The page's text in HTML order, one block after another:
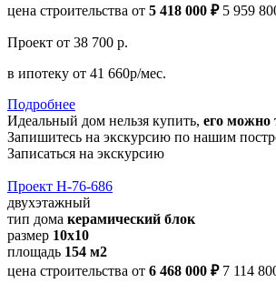
цена строительства от 5 418 000 ₽ 5 959
Проект от 38 700 р.
в ипотеку от 41 660р/мес.
Подробнее
Идеальный дом нельзя купить, его можно
Запишитесь на экскурсию по нашим
Записаться на экскурсию
Проект Н-76-686
двухэтажный
тип дома керамический блок
размер 10x10
площадь 154 м2
цена строительства от 6 468 000 ₽ 7 114